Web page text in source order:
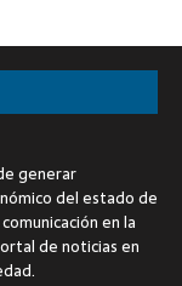
generar
del estado de
en la
de noticias en